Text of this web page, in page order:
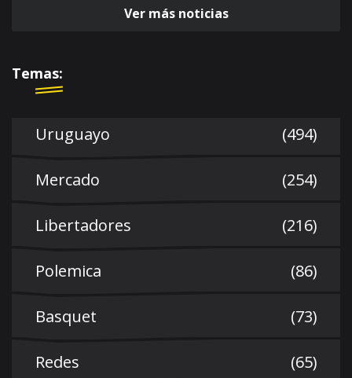
Ver más noticias
Temas:
Uruguayo (494)
Mercado (254)
Libertadores (216)
Polemica (86)
Basquet (73)
Redes (65)